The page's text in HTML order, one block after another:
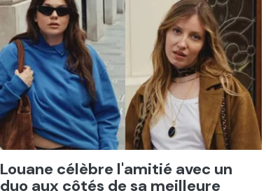
Louane célèbre l'amitié avec un
duo aux côtés de sa meilleure